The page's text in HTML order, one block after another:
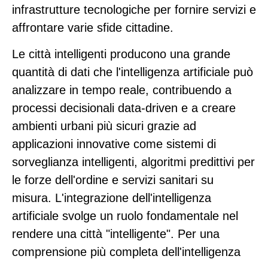
infrastrutture tecnologiche per fornire servizi e
affrontare varie sfide cittadine.
Le città intelligenti producono una grande
quantità di dati che l'intelligenza artificiale può
analizzare in tempo reale, contribuendo a
processi decisionali data-driven e a creare
ambienti urbani più sicuri grazie ad
applicazioni innovative come sistemi di
sorveglianza intelligenti, algoritmi predittivi per
le forze dell'ordine e servizi sanitari su
misura. L'integrazione dell'intelligenza
artificiale svolge un ruolo fondamentale nel
rendere una città "intelligente". Per una
comprensione più completa dell'intelligenza